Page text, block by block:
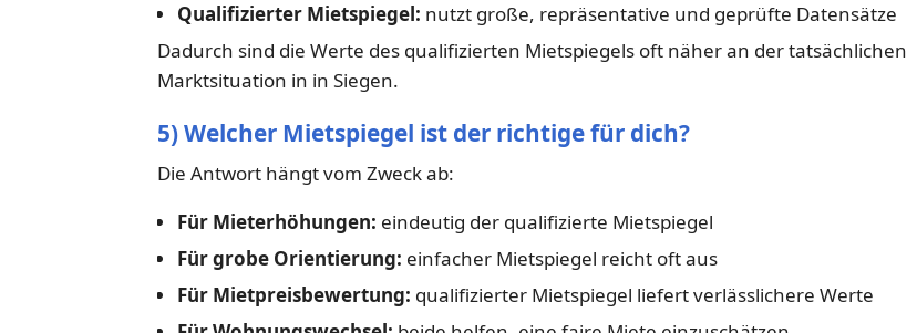
Qualifizierter Mietspiegel: nutzt große, repräsentative und geprüfte Datensätze
Dadurch sind die Werte des qualifizierten Mietspiegels oft näher an der tatsächlichen
Marktsituation in in Siegen.
5) Welcher Mietspiegel ist der richtige für dich?
Die Antwort hängt vom Zweck ab:
Für Mieterhöhungen: eindeutig der qualifizierte Mietspiegel
Für grobe Orientierung: einfacher Mietspiegel reicht oft aus
Für Mietpreisbewertung: qualifizierter Mietspiegel liefert verlässlichere Werte